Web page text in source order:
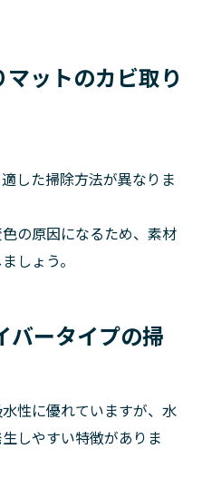
ットのカビ取り
した掃除方法が異なりま
の原因になるため、素材
しょう。
バータイプの掃
性に優れていますが、水
しやすい特徴がありま